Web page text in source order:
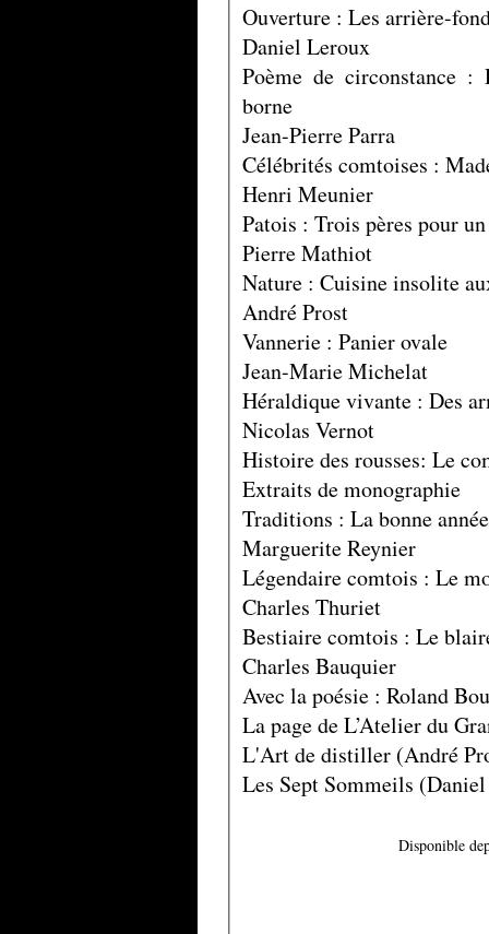
Ouverture : Les arrière-
Daniel Leroux
Poème de circonstance :
borne
Jean-Pierre Parra
Célébrités comtoises :
Henri Meunier
Patois : Trois pères pour
Pierre Mathiot
Nature : Cuisine insolite
André Prost
Vannerie : Panier ovale
Jean-Marie Michelat
Héraldique vivante : Des
Nicolas Vernot
Histoire des rousses: Le
Extraits de monographie
Traditions : La bonne année
Marguerite Reynier
Légendaire comtois : Le
Charles Thuriet
Bestiaire comtois : Le
Charles Bauquier
Avec la poésie : Roland
La page de L’Atelier du
L'Art de distiller (André
Les Sept Sommeils
Disponible